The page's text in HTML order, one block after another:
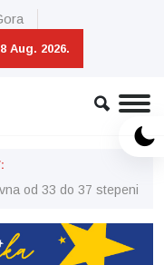
8 Aug. 2026.
od 33 do 37 stepeni